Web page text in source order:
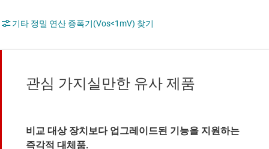
기타 정밀 연산 증폭기(Vos<1mV) 찾기
관심 가지실만한 유사 제품
비교 대상 장치보다 업그레이드된 기능을 지원하는
즉각적 대체품.